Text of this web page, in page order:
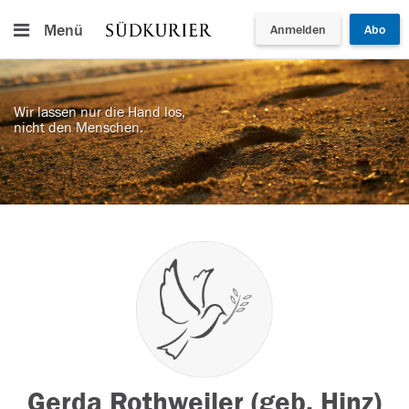
Menü Anmelden Abo
Wir lassen nur die Hand los,
nicht den Menschen.